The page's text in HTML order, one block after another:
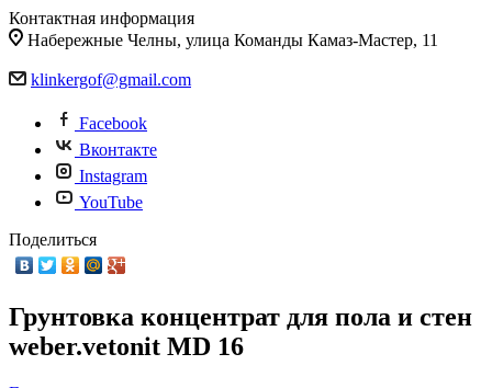
Контактная информация
Набережные Челны, улица Команды Камаз-Мастер, 11
klinkergof@gmail.com
Facebook
Вконтакте
Instagram
YouTube
Поделиться
Грунтовка концентрат для пола и стен
weber.vetonit MD 16